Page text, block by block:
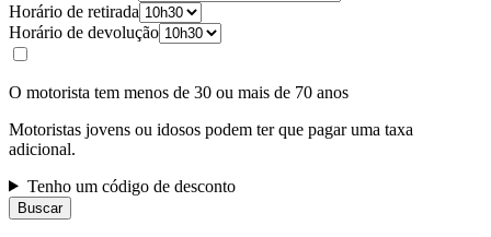
Horário de retirada
Horário de devolução
O motorista tem menos de 30 ou mais de 70 anos
Motoristas jovens ou idosos podem ter que pagar uma taxa
adicional.
Tenho um código de desconto
Buscar